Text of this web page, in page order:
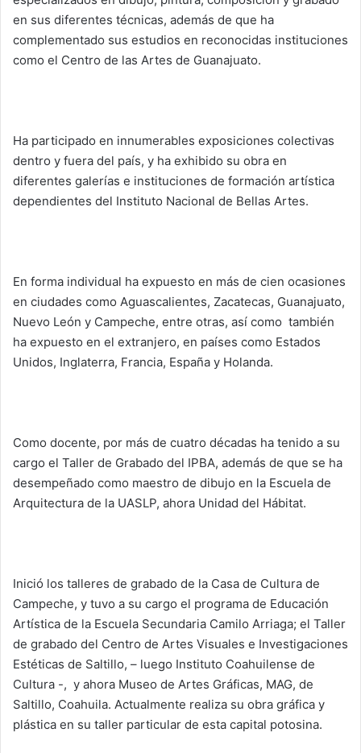
en sus diferentes técnicas, además de que ha
complementado sus estudios en reconocidas instituciones
como el Centro de las Artes de Guanajuato.
Ha participado en innumerables exposiciones colectivas
dentro y fuera del país, y ha exhibido su obra en
diferentes galerías e instituciones de formación artística
dependientes del Instituto Nacional de Bellas Artes.
En forma individual ha expuesto en más de cien ocasiones
en ciudades como Aguascalientes, Zacatecas, Guanajuato,
Nuevo León y Campeche, entre otras, así como también
ha expuesto en el extranjero, en países como Estados
Unidos, Inglaterra, Francia, España y Holanda.
Como docente, por más de cuatro décadas ha tenido a su
cargo el Taller de Grabado del IPBA, además de que se ha
desempeñado como maestro de dibujo en la Escuela de
Arquitectura de la UASLP, ahora Unidad del Hábitat.
Inició los talleres de grabado de la Casa de Cultura de
Campeche, y tuvo a su cargo el programa de Educación
Artística de la Escuela Secundaria Camilo Arriaga; el Taller
de grabado del Centro de Artes Visuales e Investigaciones
Estéticas de Saltillo, – luego Instituto Coahuilense de
Cultura -, y ahora Museo de Artes Gráficas, MAG, de
Saltillo, Coahuila. Actualmente realiza su obra gráfica y
plástica en su taller particular de esta capital potosina.